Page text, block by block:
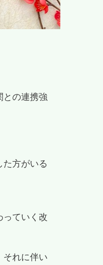
との連携強
た方がいる
っていく改
それに伴い